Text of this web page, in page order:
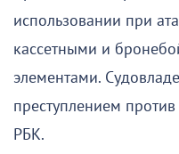
использовании при
кассетными и
элементами.
преступлением
РБК.